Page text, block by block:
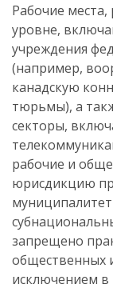
Рабочие
уровне,
учреждения
(например,
канадскую
тюрьмы), а
секторы,
рабочие и
юрисдикцию
запрещено
общественных
исключением